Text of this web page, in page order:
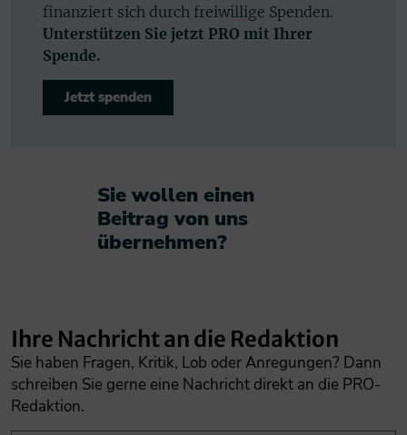
finanziert sich durch freiwillige Spenden.
Unterstützen Sie jetzt PRO mit Ihrer
Spende.
Jetzt spenden
Sie wollen einen
Beitrag von uns
übernehmen?​
Ihre Nachricht an die Redaktion
Sie haben Fragen, Kritik, Lob oder Anregungen? Dann
schreiben Sie gerne eine Nachricht direkt an die PRO-
Redaktion.